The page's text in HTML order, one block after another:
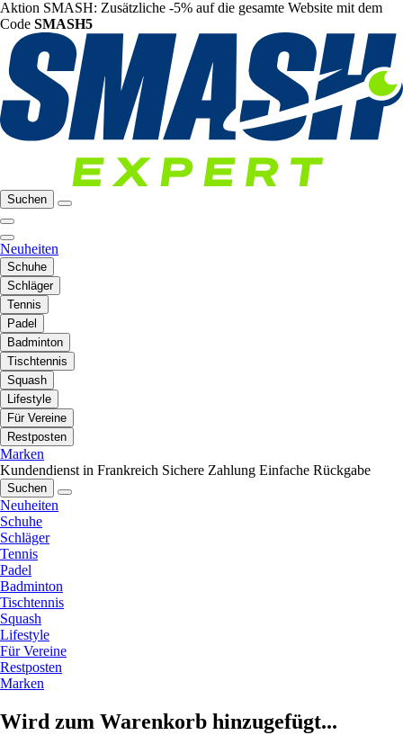
Aktion SMASH: Zusätzliche -5% auf die gesamte Website mit dem
Code SMASH5
Suchen
Neuheiten
Schuhe
Schläger
Tennis
Padel
Badminton
Tischtennis
Squash
Lifestyle
Für Vereine
Restposten
Marken
Kundendienst in Frankreich Sichere Zahlung Einfache Rückgabe
Suchen
Neuheiten
Schuhe
Schläger
Tennis
Padel
Badminton
Tischtennis
Squash
Lifestyle
Für Vereine
Restposten
Marken
Wird zum Warenkorb hinzugefügt...